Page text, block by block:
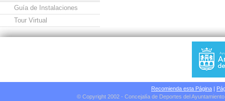
Guía de Instalaciones
Tour Virtual
Recomienda esta Página |
© Copyright 2002 - Concejalía de Deportes del